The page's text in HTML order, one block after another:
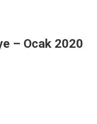
– Ocak 2020